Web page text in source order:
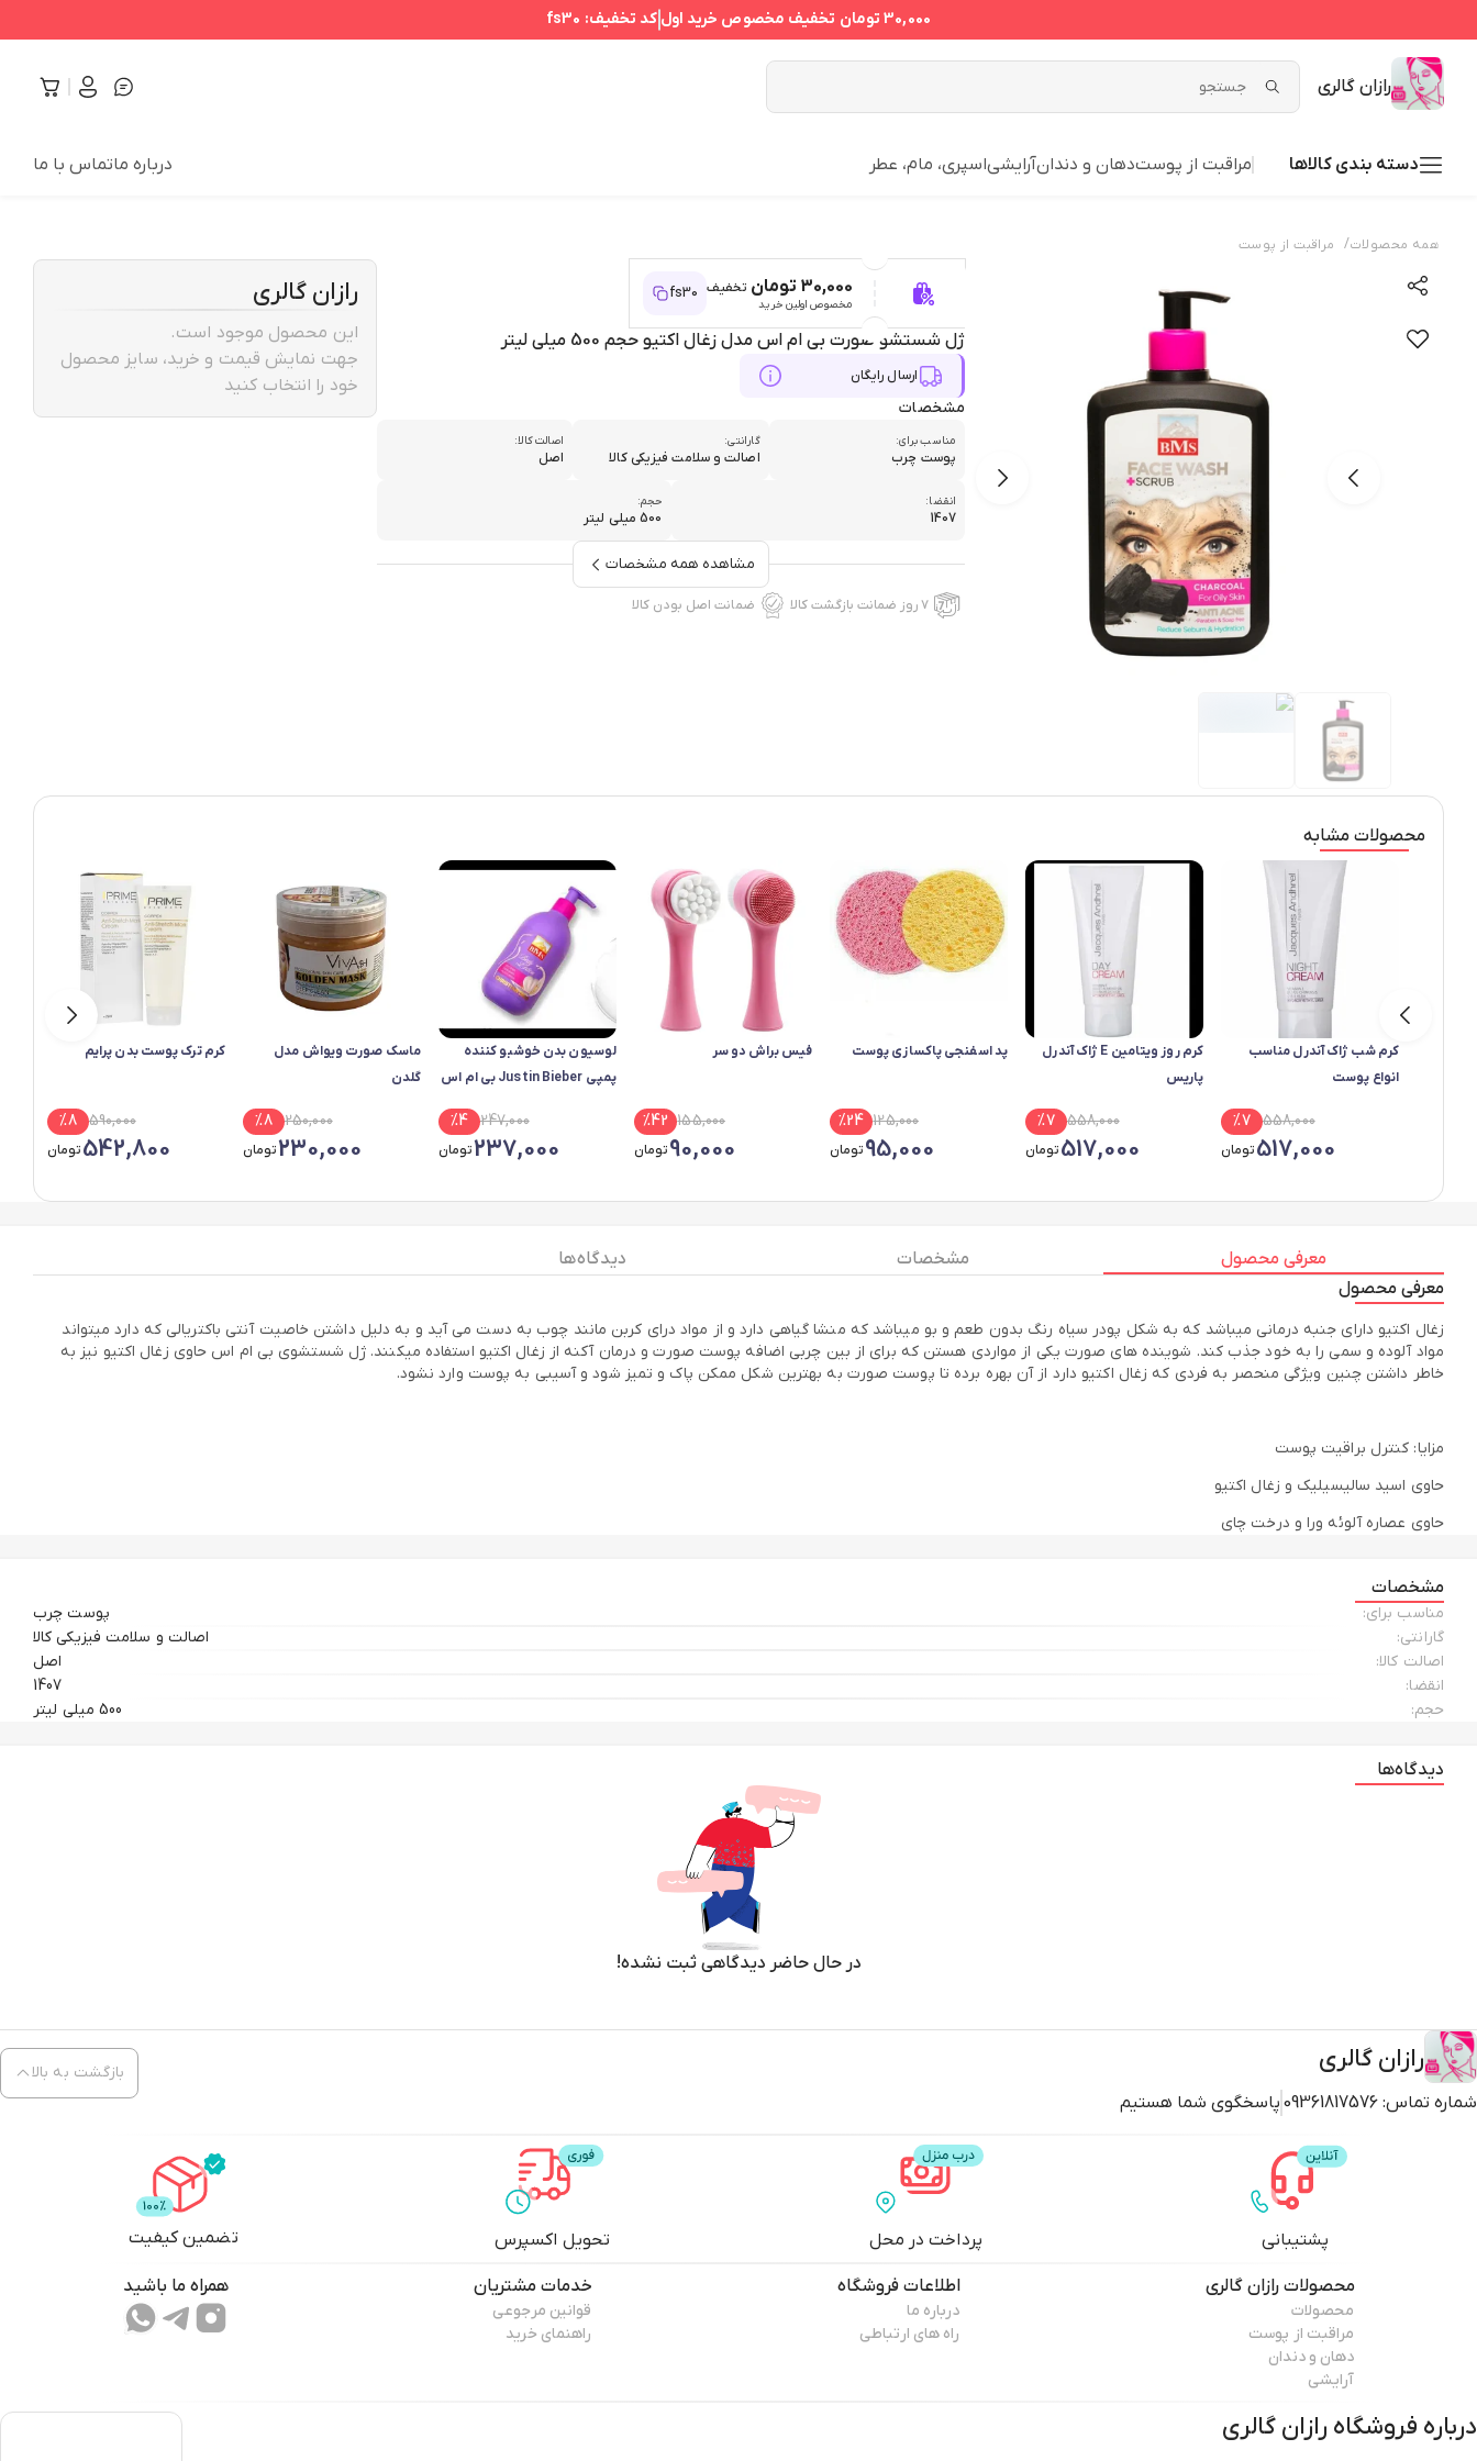
30,000 تومان تخفیف مخصوص خرید اول کد تخفیف: fs30
رازان گالری
دسته بندی کالاها مراقبت از پوستدهان و دندانآرایشیاسپری، مام، عطر درباره ماتماس با ما
همه محصولات/ مراقبت از پوست
30,000 تومان تخفیف
مخصوص اولین خرید
fs30
ژل شستشو صورت بی ام اس مدل زغال اکتیو حجم 500 میلی لیتر
ارسال رایگان
مشخصات
مناسب برای:
پوست چرب
گارانتی:
اصالت و سلامت فیزیکی کالا
اصالت کالا:
اصل
انقضا:
1407
حجم:
500 میلی لیتر
مشاهده همه مشخصات
۷ روز ضمانت بازگشت کالا ضمانت اصل بودن کالا
رازان گالری
این محصول موجود است.
جهت نمایش قیمت و خرید، سایز محصول
خود را انتخاب کنید
محصولات مشابه
کرم شب ژاک آندرل مناسب
انواع پوست
558,000
%7
517,000تومان
کرم روز ویتامین E ژاک آندرل
پاریس
558,000
%7
517,000تومان
پد اسفنجی پاکسازی پوست
125,000
%24
95,000تومان
فیس براش دو سر
155,000
%42
90,000تومان
لوسیون بدن خوشبو کننده
پمپی Justin Bieber بی ام اس
247,000
%4
237,000تومان
ماسک صورت ویواش مدل
گلدن
250,000
%8
230,000تومان
کرم ترک پوست بدن پرایم
590,000
%8
542,800تومان
معرفی محصول مشخصات
دیدگاه ها
معرفی محصول
زغال اکتیو دارای جنبه درمانی میباشد که به شکل پودر سیاه رنگ بدون طعم و بو میباشد که منشا گیاهی دارد و از مواد درای کربن مانند چوب به دست می آید و به دلیل داشتن خاصیت آنتی باکتریالی که دارد میتواند
مواد آلوده و سمی را به خود جذب کند. شوینده های صورت یکی از مواردی هستن که برای از بین چربی اضافه پوست صورت و درمان آکنه از زغال اکتیو استفاده میکنند. ژل شستشوی بی ام اس حاوی زغال اکتیو نیز به
خاطر داشتن چنین ویژگی منحصر به فردی که زغال اکتیو دارد از آن بهره برده تا پوست صورت به بهترین شکل ممکن پاک و تمیز شود و آسیبی به پوست وارد نشود.
مزایا: کنترل براقیت پوست
حاوی اسید سالیسیلیک و زغال اکتیو
حاوی عصاره آلوئه ورا و درخت چای
مشخصات
مناسب برای:
پوست چرب
گارانتی:
اصالت و سلامت فیزیکی کالا
اصالت کالا:
اصل
انقضا:
1407
حجم:
500 میلی لیتر
دیدگاه‌ها
در حال حاضر دیدگاهی ثبت نشده!
رازان گالری
شماره تماس: 09361817576 پاسخگوی شما هستیم
بازگشت به بالا
پشتیبانی پرداخت در محل تحویل اکسپرس تضمین کیفیت
محصولاترازان گالری
محصولات
مراقبت از پوست
دهان و دندان
آرایشی
اطلاعات فروشگاه
درباره ما
راه های ارتباطی
خدمات مشتریان
قوانین مرجوعی
راهنمای خرید
همراه ما باشید
درباره فروشگاه رازان گالری